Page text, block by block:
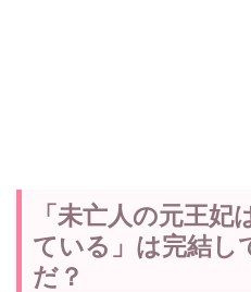
「未亡人の元王妃
ている」は完結し
だ？